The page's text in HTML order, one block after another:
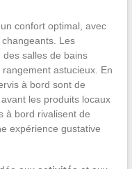
confort optimal, avec
Les
des salles de bains
astucieux. En
à bord sont de
les produits locaux
à bord rivalisent de
expérience gustative